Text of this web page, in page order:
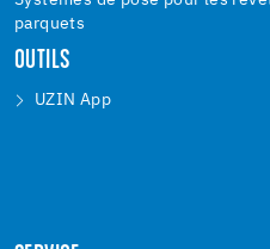
parquets
OUTILS
UZIN App